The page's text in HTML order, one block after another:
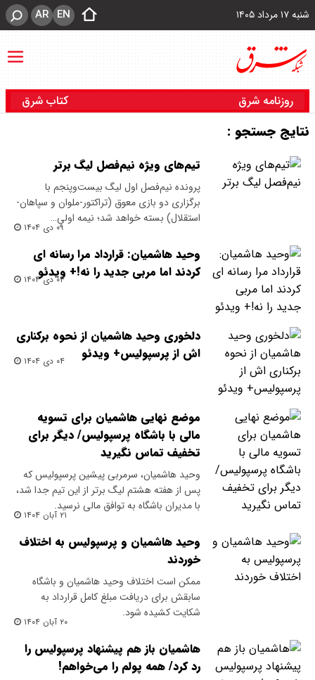
شنبه ۱۷ مرداد ۱۴۰۵ EN
AR
روزنامه شرق کتاب شرق
نتایج جستجو :
تیم‌های ویژه نیم‌فصل لیگ برتر
پرونده نیم‌فصل اول لیگ بیست‌و‌پنجم با
برگزاری دو بازی معوق (تراکتور-ملوان و سپاهان-
استقلال) بسته خواهد شد؛ نیمه اولی…
۰۹ دی ۱۴۰۴
وحید هاشمیان: قرارداد مرا رسانه ای
کردند اما مربی جدید را نه!+ ویدئو
۰۴ دی ۱۴۰۴
دلخوری وحید هاشمیان از نحوه برکناری
اش از پرسپولیس+ ویدئو
۰۴ دی ۱۴۰۴
موضع نهایی هاشمیان برای تسویه
مالی با باشگاه پرسپولیس/ دیگر برای
تخفیف تماس نگیرید
وحید هاشمیان، سرمربی پیشین پرسپولیس که
پس از هفته هشتم لیگ برتر از این تیم جدا شد،
با مدیران باشگاه به توافق مالی نرسید.
۲۱ آبان ۱۴۰۴
وحید هاشمیان و پرسپولیس به اختلاف
خوردند
ممکن است اختلاف وحید هاشمیان و باشگاه
سابقش برای دریافت مبلغ کامل قرارداد به
شکایت کشیده شود.
۲۰ آبان ۱۴۰۴
هاشمیان باز هم پیشنهاد پرسپولیس را
رد کرد/ همه پولم را می‌خواهم!